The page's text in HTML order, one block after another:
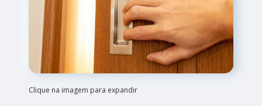
Clique na imagem para expandir